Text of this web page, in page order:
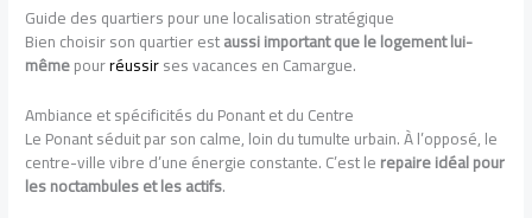
Guide des quartiers pour une localisation stratégique
Bien choisir son quartier estaussi important que le logement lui-
mêmepourréussirses vacances en Camargue.
Ambiance et spécificités du Ponant et du Centre
Le Ponant séduit par son calme, loin du tumulte urbain. À l’opposé, le
centre-ville vibre d’une énergie constante. C’est lerepaire idéal pour
les noctambules et les actifs.